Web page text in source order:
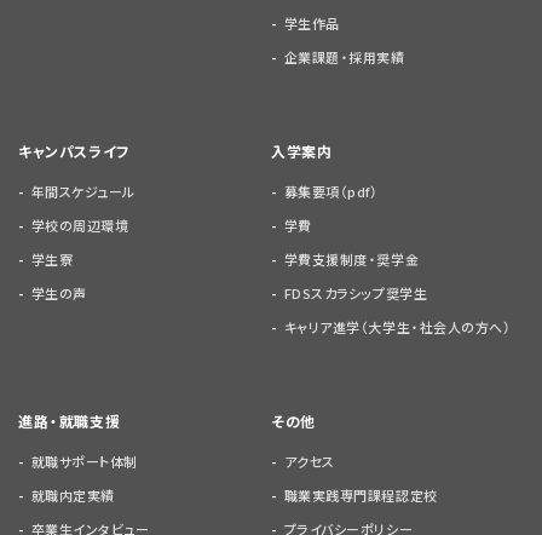
学生作品
企業課題・採用実績
キャンパスライフ
年間スケジュール
学校の周辺環境
学生寮
学生の声
入学案内
募集要項（pdf）
学費
学費支援制度・奨学金
FDSスカラシップ奨学生
キャリア進学（大学生・社会人の方へ）
進路・就職支援
就職サポート体制
就職内定実績
卒業生インタビュー
その他
アクセス
職業実践専門課程認定校
プライバシーポリシー